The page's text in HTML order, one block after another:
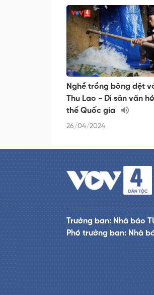
Nghề trồng bông dệt
Thu Lao - Di sản văn
thể Quốc gia
26/04/2024
Trưởng ban: Nhà báo
Phó trưởng ban: Nhà